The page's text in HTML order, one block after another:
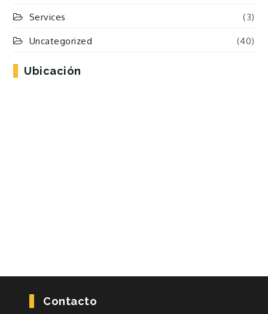
Services (3)
Uncategorized (40)
Ubicación
Contacto